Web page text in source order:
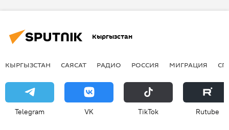
Кыргызстан
КЫРГЫЗСТАН САЯСАТ РАДИО РОССИЯ МИГРАЦИЯ
Telegram VK ТikТоk Rutube